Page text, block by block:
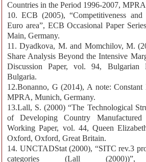
Countries in the Period 1996-2007,
10. ECB (2005), “Competitiveness
Euro area”, ECB Occasional Paper
Main, Germany.
11. Dyadkova, M. and Momchilov, M.
Share Analysis Beyond the Intensive
Discussion Paper, vol. 94, Bulgarian
Bulgaria.
12.Bonanno, G (2014), A note: Constant
MPRA, Munich, Germany.
13.Lall, S. (2000) “The Technological
of Developing Country Manufactured
Working Paper, vol. 44, Queen
Oxford, Oxford, Great Britain.
14. UNCTADStat (2000), “SITC rev.3
categories (Lall